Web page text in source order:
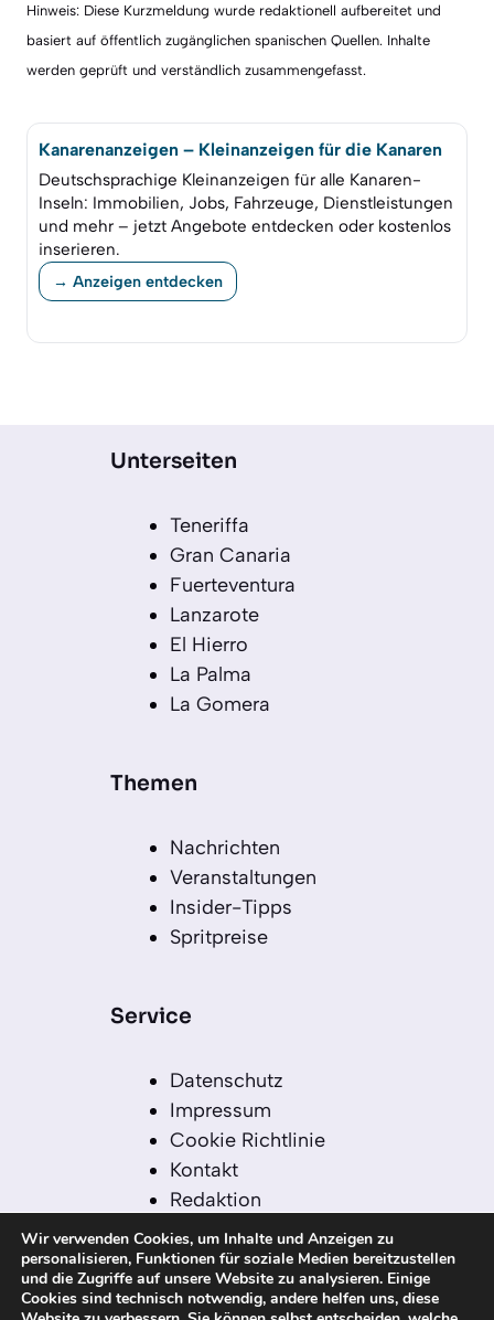
Hinweis: Diese Kurzmeldung wurde redaktionell aufbereitet und
basiert auf öffentlich zugänglichen spanischen Quellen. Inhalte
werden geprüft und verständlich zusammengefasst.
Kanarenanzeigen – Kleinanzeigen für die Kanaren
Deutschsprachige Kleinanzeigen für alle Kanaren-
Inseln: Immobilien, Jobs, Fahrzeuge, Dienstleistungen
und mehr – jetzt Angebote entdecken oder kostenlos
inserieren.
→ Anzeigen entdecken
Unterseiten
Teneriffa
Gran Canaria
Fuerteventura
Lanzarote
El Hierro
La Palma
La Gomera
Themen
Nachrichten
Veranstaltungen
Insider-Tipps
Spritpreise
Service
Datenschutz
Impressum
Cookie Richtlinie
Kontakt
Redaktion
Redaktionelle Leitlinien
Sitemap
Einsatz von KI in der
Wir verwenden Cookies, um Inhalte und Anzeigen zu
personalisieren, Funktionen für soziale Medien bereitzustellen
und die Zugriffe auf unsere Website zu analysieren. Einige
Cookies sind technisch notwendig, andere helfen uns, diese